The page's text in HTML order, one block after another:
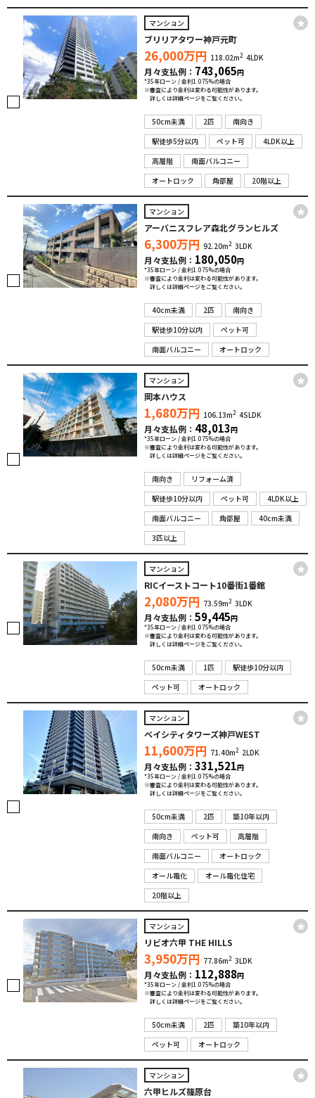
マンション
ブリリアタワー神戸元町
26,000万円 118.02m2 4LDK
月々支払例： 743,065円
*35年ローン / 金利1.075%の場合
※審査により金利は変わる可能性があります。
詳しくは詳細ページをご覧ください。
50cm未満 2匹
南向き
駅徒歩5分以内
ペット可
4LDK以上
高層階
南面バルコニー
オートロック
角部屋 20階以上
マンション
アーバニスフレア森北グランヒルズ
6,300万円 92.20m2 3LDK
月々支払例： 180,050円
*35年ローン / 金利1.075%の場合
※審査により金利は変わる可能性があります。
詳しくは詳細ページをご覧ください。
40cm未満 2匹
南向き
駅徒歩10分以内
ペット可
南面バルコニー
オートロック
マンション
岡本ハウス
1,680万円 106.13m2 4SLDK
月々支払例： 48,013円
*35年ローン / 金利1.075%の場合
※審査により金利は変わる可能性があります。
詳しくは詳細ページをご覧ください。
南向き
リフォーム済
駅徒歩10分以内
ペット可
4LDK以上
南面バルコニー
角部屋
40cm未満
3匹以上
マンション
RICイーストコート10番街1番館
2,080万円 73.59m2 3LDK
月々支払例： 59,445円
*35年ローン / 金利1.075%の場合
※審査により金利は変わる可能性があります。
詳しくは詳細ページをご覧ください。
50cm未満 1匹
駅徒歩10分以内
ペット可
オートロック
マンション
ベイシティタワーズ神戸WEST
11,600万円 71.40m2 2LDK
月々支払例： 331,521円
*35年ローン / 金利1.075%の場合
※審査により金利は変わる可能性があります。
詳しくは詳細ページをご覧ください。
50cm未満 2匹
築10年以内
南向き
ペット可
高層階
南面バルコニー
オートロック
オール電化
オール電化住宅
20階以上
マンション
リビオ六甲 THE HILLS
3,950万円 77.86m2 3LDK
月々支払例： 112,888円
*35年ローン / 金利1.075%の場合
※審査により金利は変わる可能性があります。
詳しくは詳細ページをご覧ください。
50cm未満 2匹
築10年以内
ペット可
オートロック
マンション
六甲ヒルズ篠原台